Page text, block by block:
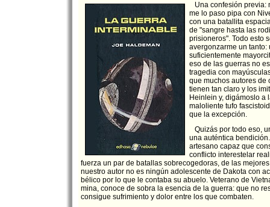
Una confesión previa:
me lo paso pipa con
con una batallita
de "sangre hasta las
prisioneros". Todo esto
avergonzarme un tanto:
suficientemente
eso de las guerras no
tragedia con
que muchos autores de
tienen tan claro y los
Heinlein y, digámoslo a
maloliente tufo
que la excepción.
Quizás por todo eso,
una auténtica
artesano capaz que
conflicto interestelar
fuerza un par de batallas sobrecogedoras, de las
nuestro autor no es ningún adolescente de Dakota con
bélico por lo que le contaba su abuelo. Veterano de
mina, conoce de sobra la esencia de la guerra: que no
consigue sufrimiento y dolor entre los que combaten.